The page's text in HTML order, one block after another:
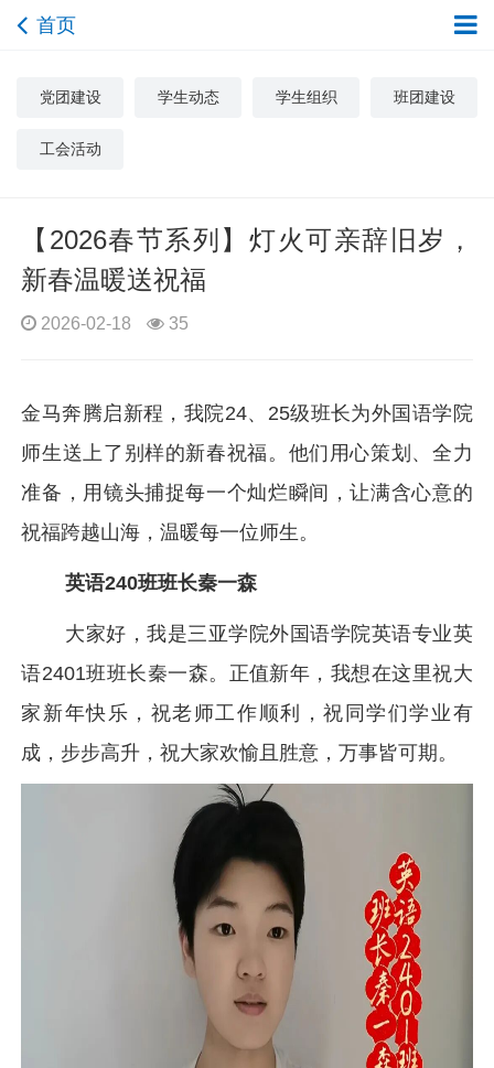
首页
党团建设 学生动态 学生组织 班团建设
工会活动
【2026春节系列】灯火可亲辞旧岁，
新春温暖送祝福
2026-02-18 35
金马奔腾启新程，我院24、25级班长为外国语学院
师生送上了别样的新春祝福。他们用心策划、全力
准备，用镜头捕捉每一个灿烂瞬间，让满含心意的
祝福跨越山海，温暖每一位师生。
英语240班班长秦一森
大家好，我是三亚学院外国语学院英语专业英
语2401班班长秦一森。正值新年，我想在这里祝大
家新年快乐，祝老师工作顺利，祝同学们学业有
成，步步高升，祝大家欢愉且胜意，万事皆可期。